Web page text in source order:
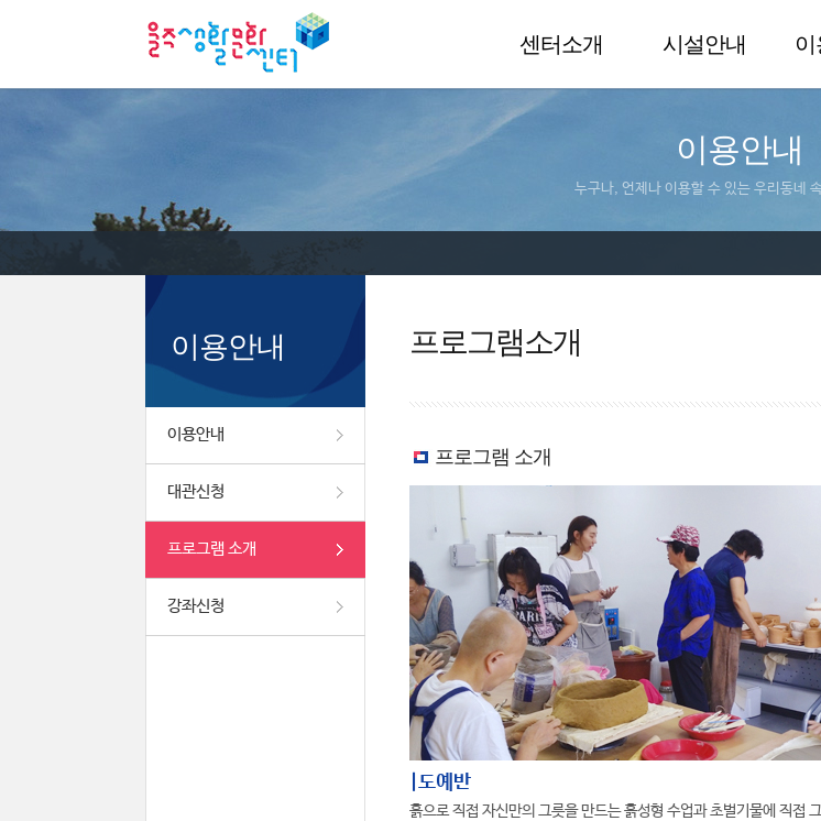
센터소개 시설안내 이
이용안내
누구나, 언제나 이용할 수 있는 우리동네
이용안내
이용안내
대관신청
프로그램 소개
강좌신청
프로그램소개
프로그램 소개
|도예반
흙으로 직접 자신만의 그릇을 만드는 흙성형 수업과 초벌기물에 직접